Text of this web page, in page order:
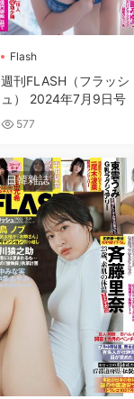
Flash
週刊FLASH（フラッシ
ュ） 2024年7月9日号
577
日韓雜誌